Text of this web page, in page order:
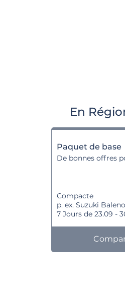
En
Paquet de base
De bonnes offres
Compacte
p. ex. Suzuki
7 Jours de 23.09 -